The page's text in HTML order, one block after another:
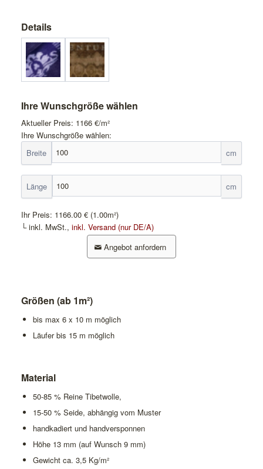
Details
Ihre Wunschgröße wählen
Aktueller Preis: 1166€/m²
Ihre Wunschgröße wählen:
Breite
cm
Länge cm
Ihr Preis: 1166.00 € (1.00m²)
└ inkl. MwSt., inkl. Versand (nur DE/A)
Angebot anfordern
Größen (ab 1m²)
bis max 6 x 10 m möglich
Läufer bis 15 m möglich
Material
50-85 % Reine Tibetwolle,
15-50 % Seide, abhängig vom Muster
handkadiert und handversponnen
Höhe 13 mm (auf Wunsch 9 mm)
Gewicht ca. 3,5 Kg/m²